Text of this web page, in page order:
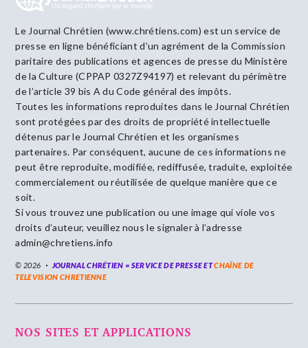
Le Journal Chrétien (www.chrétiens.com) est un service de
presse en ligne bénéficiant d’un agrément de la Commission
paritaire des publications et agences de presse du Ministère
de la Culture (CPPAP 0327Z94197) et relevant du périmètre
de l’article 39 bis A du Code général des impôts.
Toutes les informations reproduites dans le Journal Chrétien
sont protégées par des droits de propriété intellectuelle
détenus par le Journal Chrétien et les organismes
partenaires. Par conséquent, aucune de ces informations ne
peut être reproduite, modifiée, rediffusée, traduite, exploitée
commercialement ou réutilisée de quelque manière que ce
soit.
Si vous trouvez une publication ou une image qui viole vos
droits d’auteur, veuillez nous le signaler à l’adresse
admin@chretiens.info
© 2026 JOURNAL CHRÉTIEN = SERVICE DE PRESSE ETCHAÎNE DE
TELEVISION CHRETIENNE
NOS SITES ET APPLICATIONS